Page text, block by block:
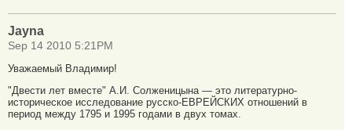
Jayna
Sep 14 2010 5:21PM
Уважаемый Владимир!
"Двести лет вместе" А.И. Солженицына — это литературно-
историческое исследование русско-ЕВРЕЙСКИХ отношений в
период между 1795 и 1995 годами в двух томах.